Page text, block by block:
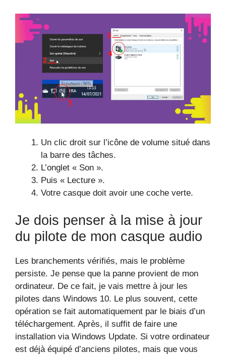
Un clic droit sur l’icône de volume situé dans
la barre des tâches.
L’onglet « Son ».
Puis « Lecture ».
Votre casque doit avoir une coche verte.
Je dois penser à la mise à jour
du pilote de mon casque audio
Les branchements vérifiés, mais le problème
persiste. Je pense que la panne provient de mon
ordinateur. De ce fait, je vais mettre à jour les
pilotes dans Windows 10. Le plus souvent, cette
opération se fait automatiquement par le biais d’un
téléchargement. Après, il suffit de faire une
installation via Windows Update. Si votre ordinateur
est déjà équipé d’anciens pilotes, mais que vous